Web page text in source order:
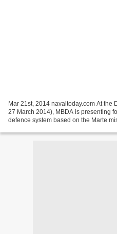
Mar 21st, 2014 navaltoday.com At the
27 March 2014), MBDA is presenting
defence system based on the Marte